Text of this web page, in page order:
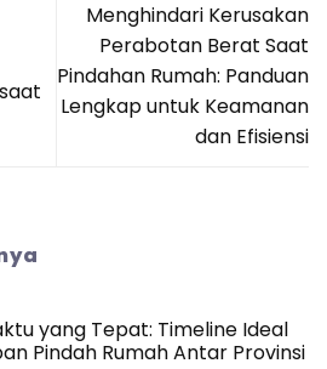
Menghindari Kerusakan
Perabotan Berat Saat
Pindahan Rumah: Panduan
Lengkap untuk Keamanan
dan Efisiensi
yang Tepat: Timeline Ideal
Pindah Rumah Antar Provinsi